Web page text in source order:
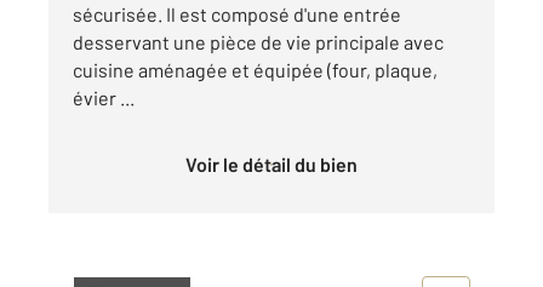
sécurisée. Il est composé d'une entrée
desservant une pièce de vie principale avec
cuisine aménagée et équipée (four, plaque,
évier ...
Voir le détail du bien